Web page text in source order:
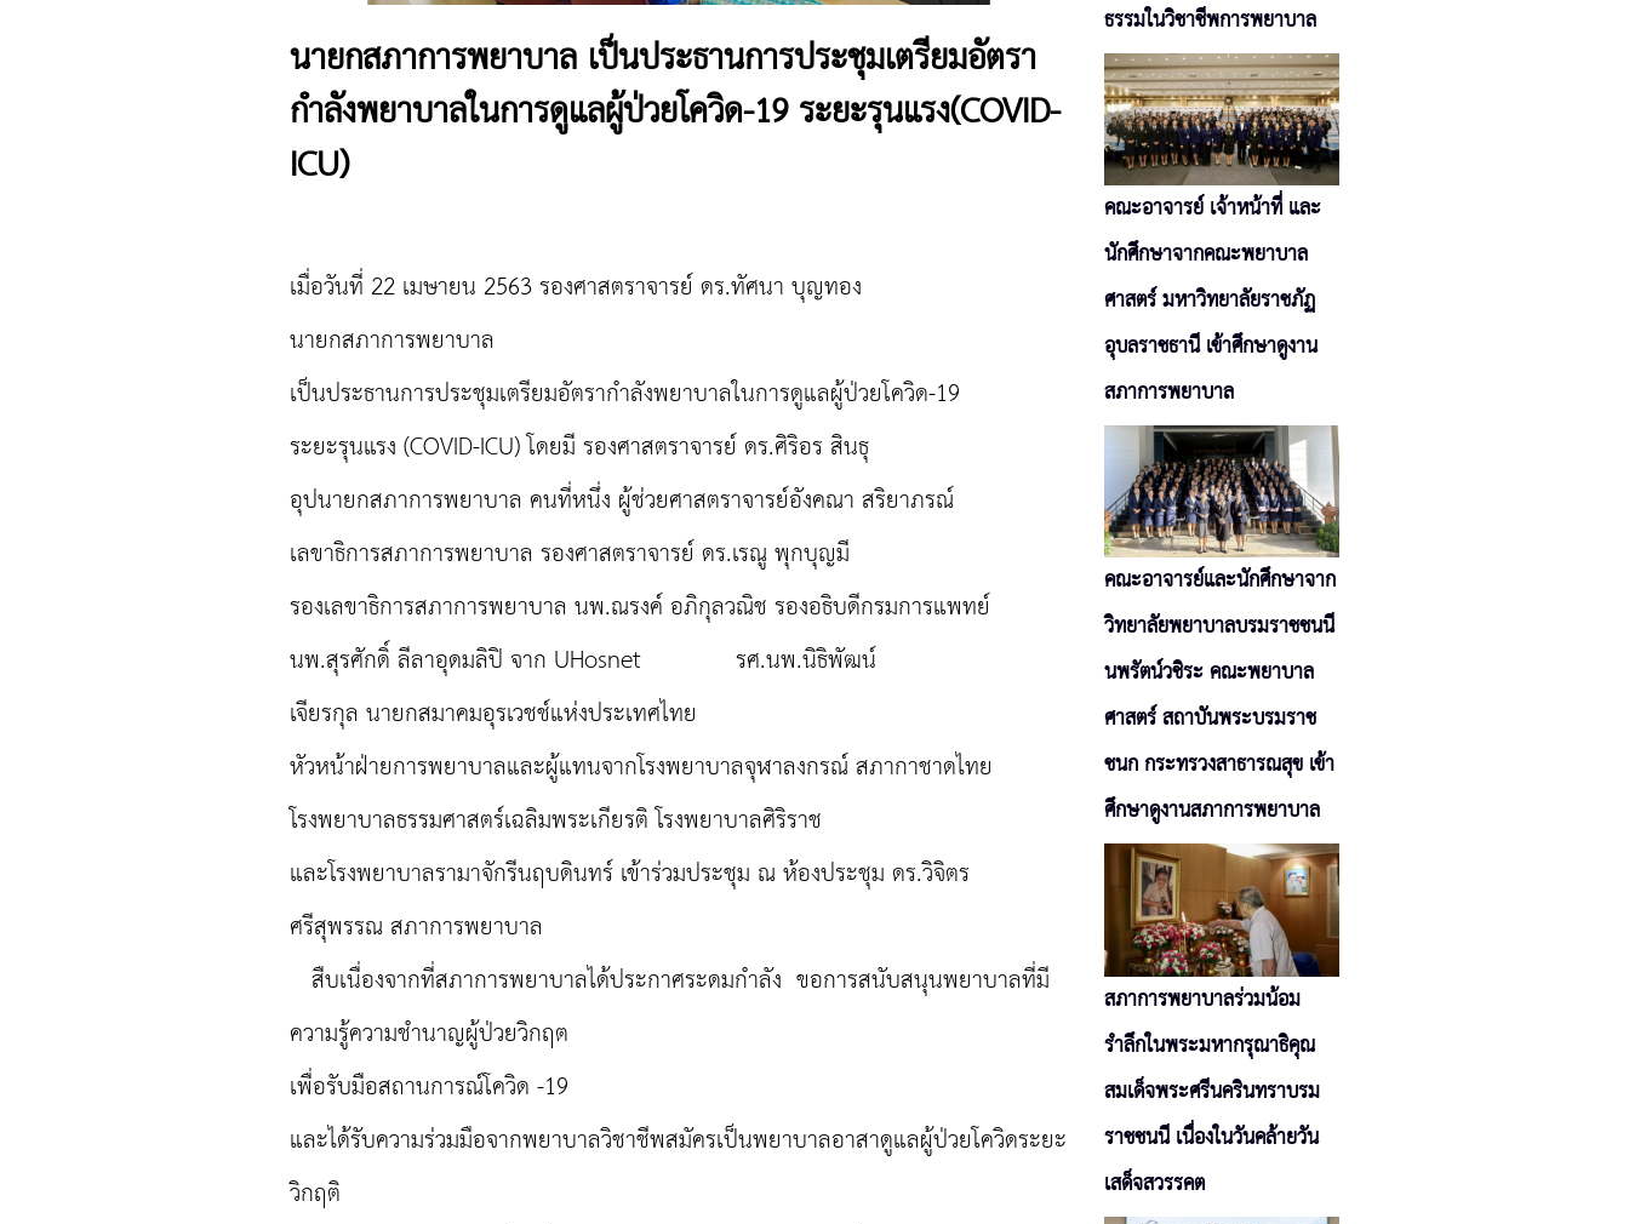
นายกสภาการพยาบาล เป็นประธานการประชุมเตรียมอัตรา
กำลังพยาบาลในการดูแลผู้ป่วยโควิด-19 ระยะรุนแรง(COVID-
ICU)
เมื่อวันที่ 22 เมษายน 2563 รองศาสตราจารย์ ดร.ทัศนา บุญทอง
นายกสภาการพยาบาล
เป็นประธานการประชุมเตรียมอัตรากำลังพยาบาลในการดูแลผู้ป่วยโควิด-19
ระยะรุนแรง (COVID-ICU) โดยมี รองศาสตราจารย์ ดร.ศิริอร สินธุ
อุปนายกสภาการพยาบาล คนที่หนึ่ง ผู้ช่วยศาสตราจารย์อังคณา สริยาภรณ์
เลขาธิการสภาการพยาบาล รองศาสตราจารย์ ดร.เรณู พุกบุญมี
รองเลขาธิการสภาการพยาบาล นพ.ณรงค์ อภิกุลวณิช รองอธิบดีกรมการแพทย์
นพ.สุรศักดิ์ ลีลาอุดมลิปิ จาก UHosnet รศ.นพ.นิธิพัฒน์
เจียรกุล นายกสมาคมอุรเวชช์แห่งประเทศไทย
หัวหน้าฝ่ายการพยาบาลและผู้แทนจากโรงพยาบาลจุฬาลงกรณ์ สภากาชาดไทย
โรงพยาบาลธรรมศาสตร์เฉลิมพระเกียรติ โรงพยาบาลศิริราช
และโรงพยาบาลรามาจักรีนฤบดินทร์ เข้าร่วมประชุม ณ ห้องประชุม ดร.วิจิตร
ศรีสุพรรณ สภาการพยาบาล
สืบเนื่องจากที่สภาการพยาบาลได้ประกาศระดมกำลัง ขอการสนับสนุนพยาบาลที่มี
ความรู้ความชำนาญผู้ป่วยวิกฤต
เพื่อรับมือสถานการณ์โควิด -19
และได้รับความร่วมมือจากพยาบาลวิชาชีพสมัครเป็นพยาบาลอาสาดูแลผู้ป่วยโควิดระยะ
วิกฤติ
ธรรมในวิชาชีพการพยาบาล
คณะอาจารย์ เจ้าหน้าที่ และ
นักศึกษาจากคณะพยาบาล
ศาสตร์ มหาวิทยาลัยราชภัฏ
อุบลราชธานี เข้าศึกษาดูงาน
สภาการพยาบาล
คณะอาจารย์และนักศึกษาจาก
วิทยาลัยพยาบาลบรมราชชนนี
นพรัตน์วชิระ คณะพยาบาล
ศาสตร์ สถาบันพระบรมราช
ชนก กระทรวงสาธารณสุข เข้า
ศึกษาดูงานสภาการพยาบาล
สภาการพยาบาลร่วมน้อม
รำลึกในพระมหากรุณาธิคุณ
สมเด็จพระศรีนครินทราบรม
ราชชนนี เนื่องในวันคล้ายวัน
เสด็จสวรรคต